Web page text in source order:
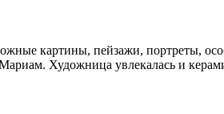
картины, пейзажи, портреты,
Художница увлекалась и